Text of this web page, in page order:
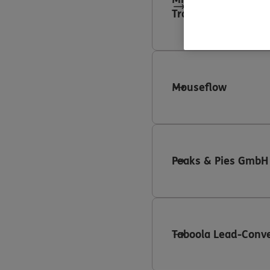
Tracking
Mouseflow
Peaks & Pies GmbH
Taboola Lead-